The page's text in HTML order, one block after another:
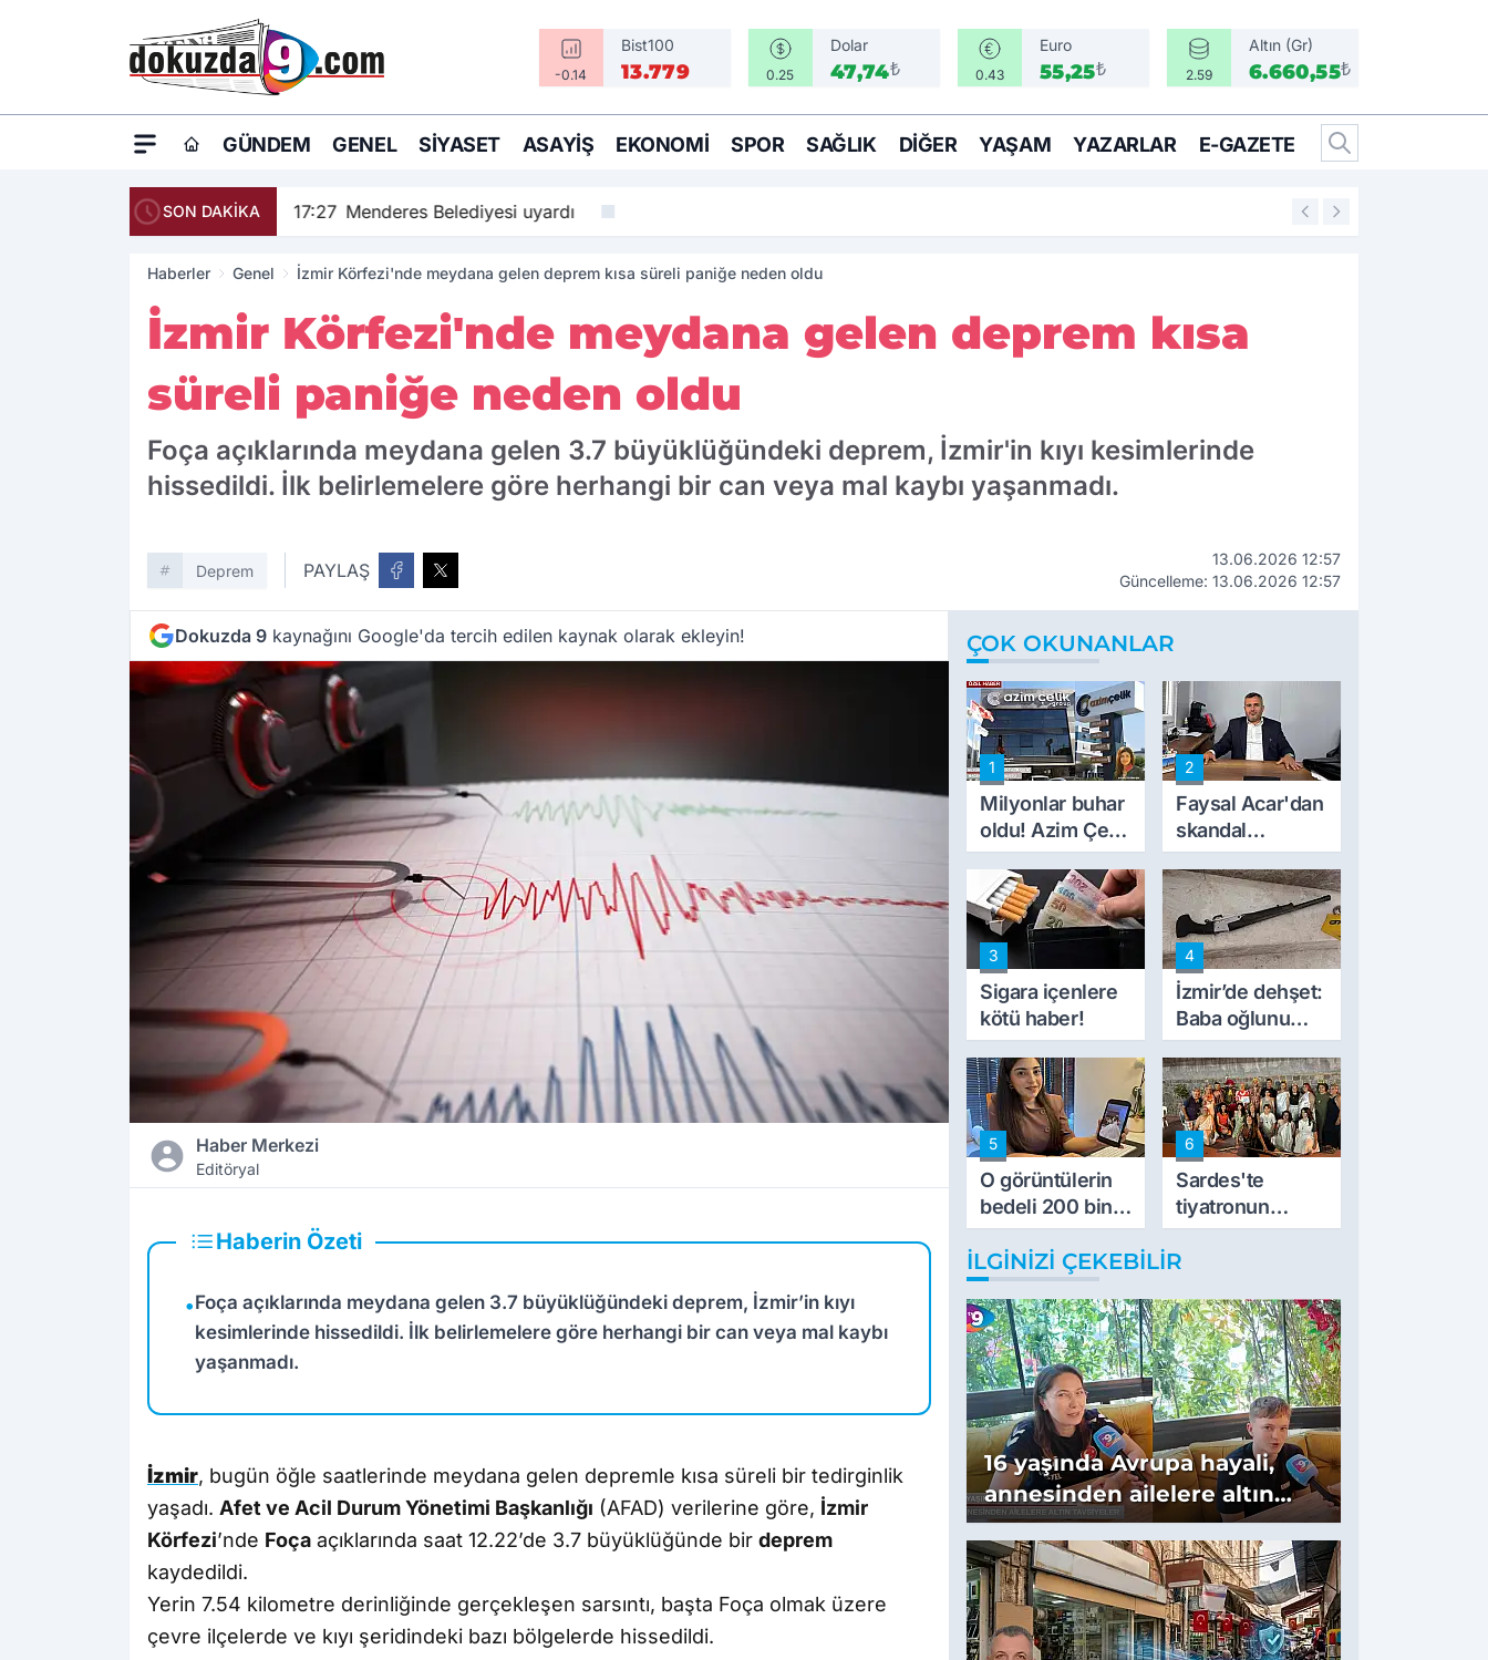
-0.14
Bist100
13.779 0.25
Dolar
47,74₺ 0.43
Euro
55,25₺ 2.59
Altın (Gr)
6.660,55₺
GÜNDEM GENEL SIYASET ASAYIŞ EKONOMI SPOR SAĞLIK DIĞER YAŞAM YAZARLAR E-GAZETE
SON DAKİKA 17:27 Menderes Belediyesi uyardı 17:17 Türkiye, Suudi
Haberler Genel İzmir Körfezi'nde meydana gelen deprem kısa süreli paniğe neden oldu
İzmir Körfezi'nde meydana gelen deprem kısa
süreli paniğe neden oldu
Foça açıklarında meydana gelen 3.7 büyüklüğündeki deprem, İzmir'in kıyı kesimlerinde
hissedildi. İlk belirlemelere göre herhangi bir can veya mal kaybı yaşanmadı.
Deprem PAYLAŞ
13.06.2026 12:57
Güncelleme: 13.06.2026 12:57
Dokuzda 9 kaynağını Google'da tercih edilen kaynak olarak ekleyin!
Haber Merkezi
Editöryal
Haberin Özeti
•Foça açıklarında meydana gelen 3.7 büyüklüğündeki deprem, İzmir’in kıyı
kesimlerinde hissedildi. İlk belirlemelere göre herhangi bir can veya mal kaybı
yaşanmadı.
İzmir, bugün öğle saatlerinde meydana gelen depremle kısa süreli bir tedirginlik
yaşadı. Afet ve Acil Durum Yönetimi Başkanlığı (AFAD) verilerine göre, İzmir
Körfezi’nde Foça açıklarında saat 12.22’de 3.7 büyüklüğünde bir deprem
kaydedildi.
Yerin 7.54 kilometre derinliğinde gerçekleşen sarsıntı, başta Foça olmak üzere
çevre ilçelerde ve kıyı şeridindeki bazı bölgelerde hissedildi.
ÇOK OKUNANLAR
1
Milyonlar buhar
oldu! Azim Çelik
inşaat mağduru
ilk kez konuştu
2
Faysal Acar'dan
skandal
açıklamalar:
'Haluk Levent
peynircilerimizi
de kıskaca aldı,
müdahale ettik'
3
Sigara içenlere
kötü haber!
4
İzmir’de dehşet:
Baba oğlunu
vurdu
5
O görüntülerin
bedeli 200 bin
TL
6
Sardes'te
tiyatronun
imece ruhu
binlerce yıllık
İLGINIZI ÇEKEBILIR
16 yaşında Avrupa hayali,
annesinden ailelere altın
tavsiyeler